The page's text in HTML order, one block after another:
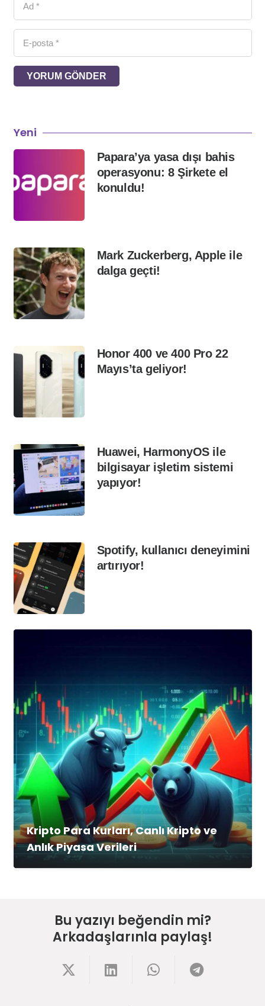
YORUM GÖNDER
Yeni
Papara’ya yasa dışı bahis
operasyonu: 8 Şirkete el
konuldu!
Mark Zuckerberg, Apple ile
dalga geçti!
Honor 400 ve 400 Pro 22
Mayıs’ta geliyor!
Huawei, HarmonyOS ile
bilgisayar işletim sistemi
yapıyor!
Spotify, kullanıcı deneyimini
artırıyor!
Kripto Para Kurları, Canlı Kripto ve
Anlık Piyasa Verileri
Bu yazıyı beğendin mi?
Arkadaşlarınla paylaş!